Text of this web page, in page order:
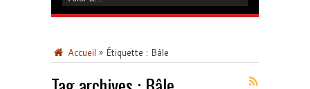
Accueil » Étiquette : Bâle